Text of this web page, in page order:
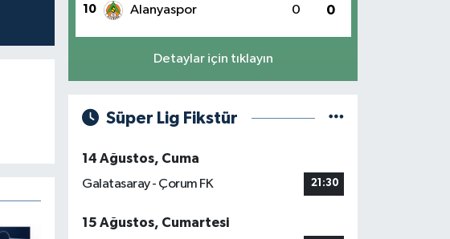
10 Alanyaspor 0 0
Detaylar için tıklayın
Süper Lig Fikstür
14 Ağustos, Cuma
Galatasaray - Çorum FK
21:30
15 Ağustos, Cumartesi